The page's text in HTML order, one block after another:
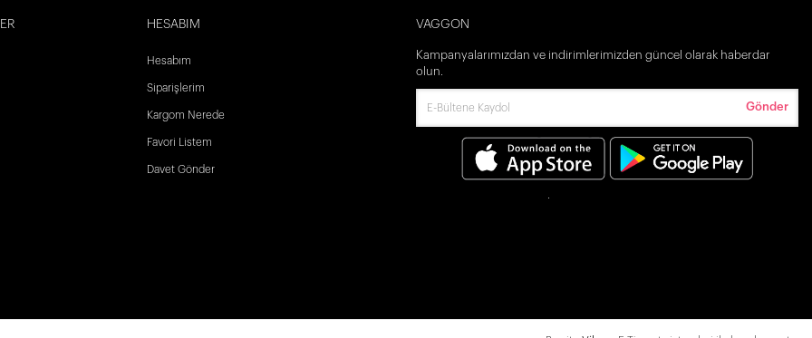
HESABIM
Hesabım
Siparişlerim
Kargom Nerede
Favori Listem
Davet Gönder
VAGGON
Kampanyalarımızdan ve indirimlerimizden güncel olarak haberdar
olun.
Gönder